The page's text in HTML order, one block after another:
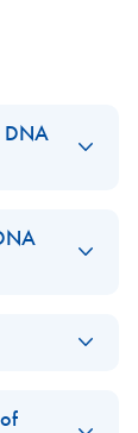
DNA
needs to
the EpiTect
at either 2-